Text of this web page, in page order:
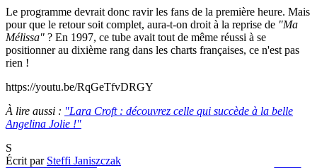
Le programme devrait donc ravir les fans de la première heure. Mais
pour que le retour soit complet, aura-t-on droit à la reprise de "Ma
Mélissa" ? En 1997, ce tube avait tout de même réussi à se
positionner au dixième rang dans les charts françaises, ce n'est pas
rien !
https://youtu.be/RqGeTfvDRGY
À lire aussi : "Lara Croft : découvrez celle qui succède à la belle
Angelina Jolie !"
S
Écrit par Steffi Janiszczak